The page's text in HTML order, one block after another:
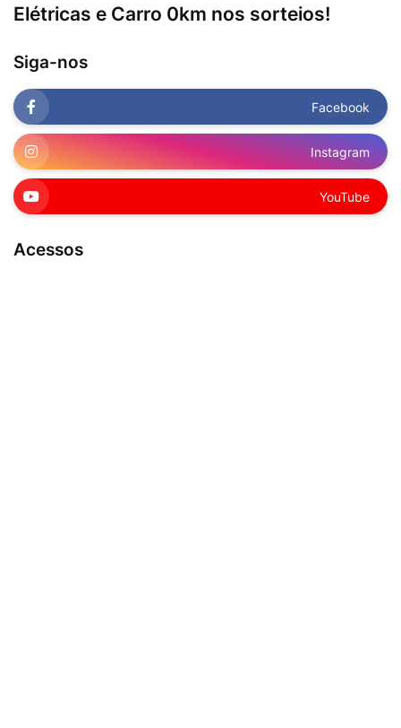
Elétricas e Carro 0km nos sorteios!
Siga-nos
Facebook
Instagram
YouTube
Acessos